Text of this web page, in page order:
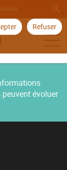
Refuser
évoluer